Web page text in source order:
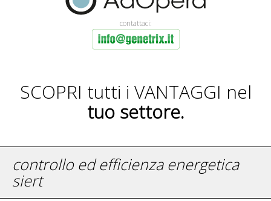
contattaci:
SCOPRI tutti i VANTAGGI nel
tuo settore.
controllo ed efficienza energetica
siert